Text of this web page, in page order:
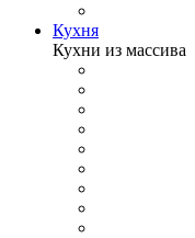
Кухня
Кухни из массива